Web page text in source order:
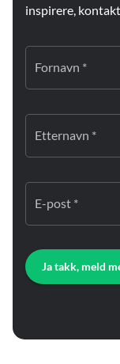
inspirere,
Fornavn *
Etternavn *
E-post *
Ja takk, meld